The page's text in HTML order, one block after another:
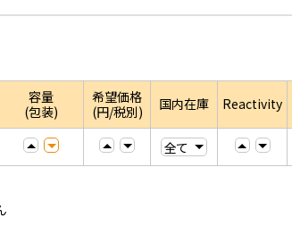
容量
(包装)
希望価格
(円/税別)
国内在庫 Reactivity